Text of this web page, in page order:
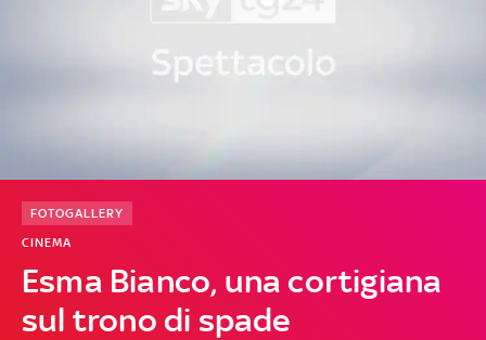
Esma Bianco, una cortigiana
sul trono di spade
CINEMA
FOTOGALLERY